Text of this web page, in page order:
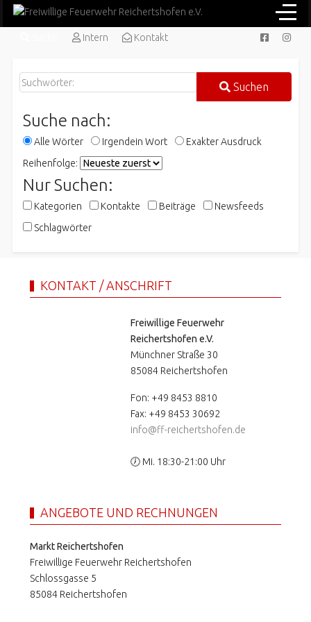
Intern Kontakt
Suchen
Suche nach:
Alle Wörter Irgendein Wort
Exakter Ausdruck
Reihenfolge:
Nur Suchen:
Kategorien Kontakte Beiträge
Newsfeeds
Schlagwörter
KONTAKT / ANSCHRIFT
Freiwillige Feuerwehr
Reichertshofen e.V.
Münchner Straße 30
85084 Reichertshofen
Fon: +49 8453 8810
Fax: +49 8453 30692
info@ff-reichertshofen.de
🕖 Mi. 18:30-21:00 Uhr
ANGEBOTE UND RECHNUNGEN
Markt Reichertshofen
Freiwillige Feuerwehr Reichertshofen
Schlossgasse 5
85084 Reichertshofen